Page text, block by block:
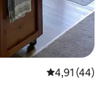
Prosječna
4,91 (44)